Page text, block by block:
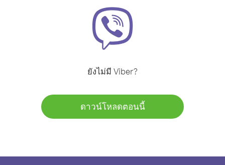
ยังไม่มี Viber?
ดาวน์โหลดตอนนี้